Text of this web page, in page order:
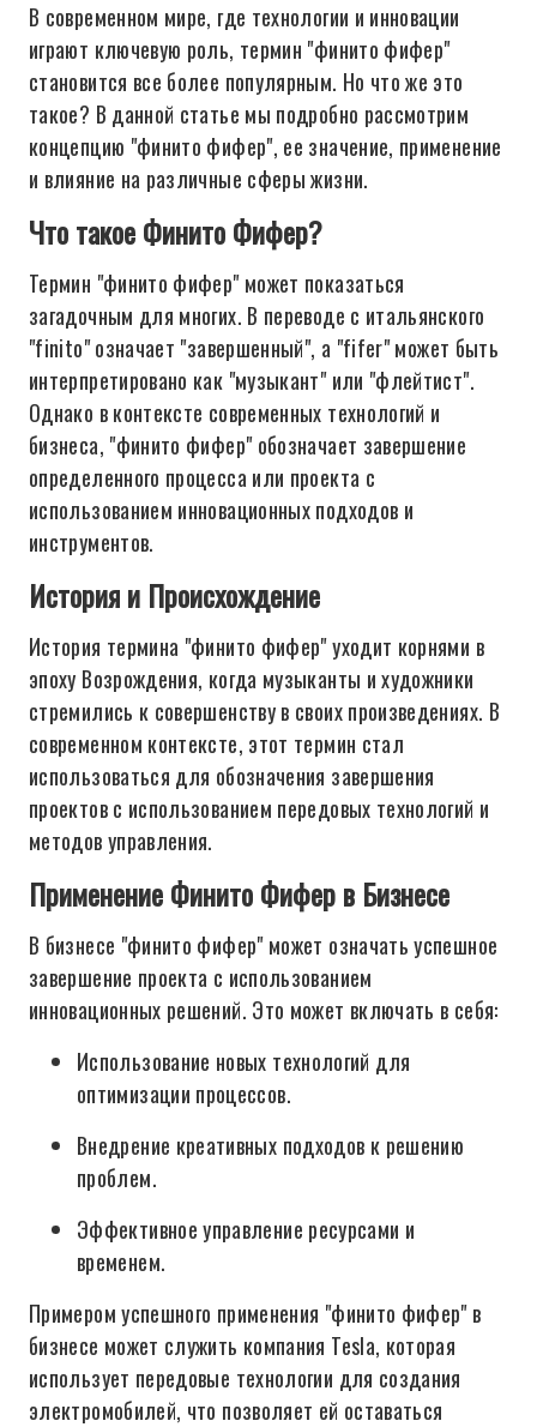
В современном мире, где технологии и инновации
играют ключевую роль, термин "финито фифер"
становится все более популярным. Но что же это
такое? В данной статье мы подробно рассмотрим
концепцию "финито фифер", ее значение, применение
и влияние на различные сферы жизни.
Что такое Финито Фифер?
Термин "финито фифер" может показаться
загадочным для многих. В переводе с итальянского
"finito" означает "завершенный", а "fifer" может быть
интерпретировано как "музыкант" или "флейтист".
Однако в контексте современных технологий и
бизнеса, "финито фифер" обозначает завершение
определенного процесса или проекта с
использованием инновационных подходов и
инструментов.
История и Происхождение
История термина "финито фифер" уходит корнями в
эпоху Возрождения, когда музыканты и художники
стремились к совершенству в своих произведениях. В
современном контексте, этот термин стал
использоваться для обозначения завершения
проектов с использованием передовых технологий и
методов управления.
Применение Финито Фифер в Бизнесе
В бизнесе "финито фифер" может означать успешное
завершение проекта с использованием
инновационных решений. Это может включать в себя:
Использование новых технологий для
оптимизации процессов.
Внедрение креативных подходов к решению
проблем.
Эффективное управление ресурсами и
временем.
Примером успешного применения "финито фифер" в
бизнесе может служить компания Tesla, которая
использует передовые технологии для создания
электромобилей, что позволяет ей оставаться